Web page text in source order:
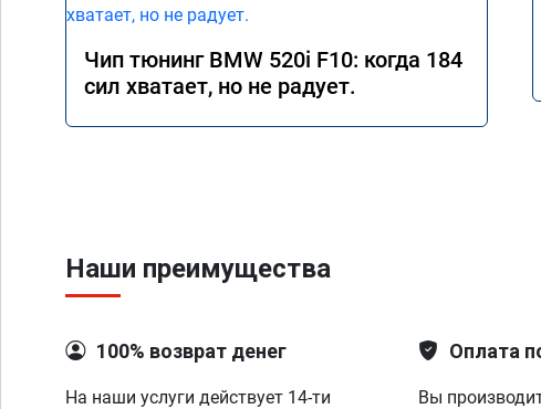
Чип тюнинг BMW 520i F10: когда 184
сил хватает, но не радует.
Наши преимущества
100% возврат денег
На наши услуги действует 14-ти
Оплата
Вы